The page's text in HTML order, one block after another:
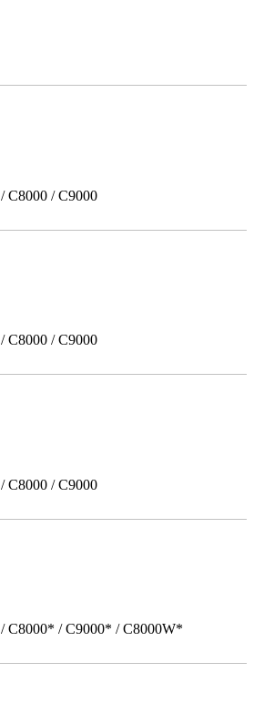
/ C9000
/ C9000
/ C9000
/ C9000* / C8000W*